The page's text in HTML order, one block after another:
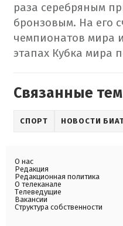
раза серебряным
бронзовым. На его
чемпионатов мира
этапах Кубка мира
Связанные
СПОРТ НОВОСТИ
О нас
Редакция
Редакционная политика
О телеканале
Телеведущие
Вакансии
Структура собственности